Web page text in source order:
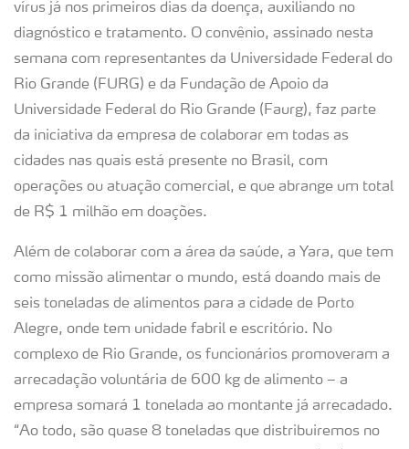
vírus já nos primeiros dias da doença, auxiliando no
diagnóstico e tratamento. O convênio, assinado nesta
semana com representantes da Universidade Federal do
Rio Grande (FURG) e da Fundação de Apoio da
Universidade Federal do Rio Grande (Faurg), faz parte
da iniciativa da empresa de colaborar em todas as
cidades nas quais está presente no Brasil, com
operações ou atuação comercial, e que abrange um total
de R$ 1 milhão em doações.
Além de colaborar com a área da saúde, a Yara, que tem
como missão alimentar o mundo, está doando mais de
seis toneladas de alimentos para a cidade de Porto
Alegre, onde tem unidade fabril e escritório. No
complexo de Rio Grande, os funcionários promoveram a
arrecadação voluntária de 600 kg de alimento – a
empresa somará 1 tonelada ao montante já arrecadado.
“Ao todo, são quase 8 toneladas que distribuiremos no